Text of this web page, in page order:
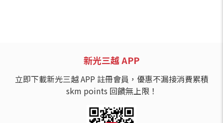
新光三越 APP
立即下載新光三越 APP 註冊會員，優惠不漏接消費累積
skm points 回饋無上限！